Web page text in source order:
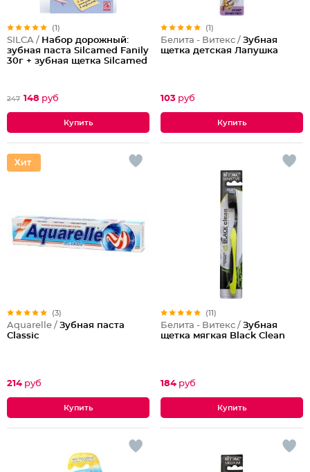
(1)
SILCA / Набор дорожный:
зубная паста Silcamed Fanily
30г + зубная щетка Silcamed
247 148 руб
(1)
Белита - Витекс / Зубная
щетка детская Лапушка
103 руб
(3)
Aquarelle / Зубная паста
Classic
214 руб
(11)
Белита - Витекс / Зубная
щетка мягкая Black Clean
184 руб